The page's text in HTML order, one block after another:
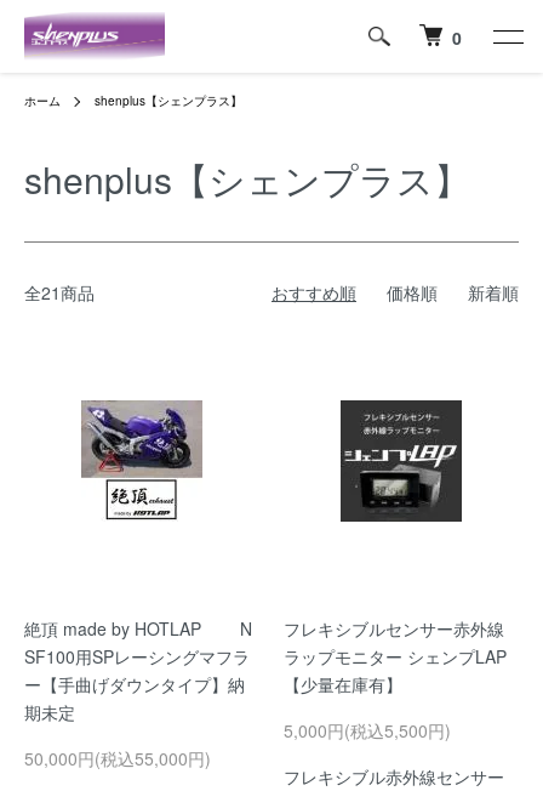
0
ホーム shenplus【シェンプラス】
shenplus【シェンプラス】
全21商品 おすすめ順 価格順 新着順
絶頂 made by HOTLAP N
SF100用SPレーシングマフラ
ー【手曲げダウンタイプ】納
期未定
50,000円(税込55,000円)
フレキシブルセンサー赤外線
ラップモニター シェンプLAP
【少量在庫有】
5,000円(税込5,500円)
フレキシブル赤外線センサー